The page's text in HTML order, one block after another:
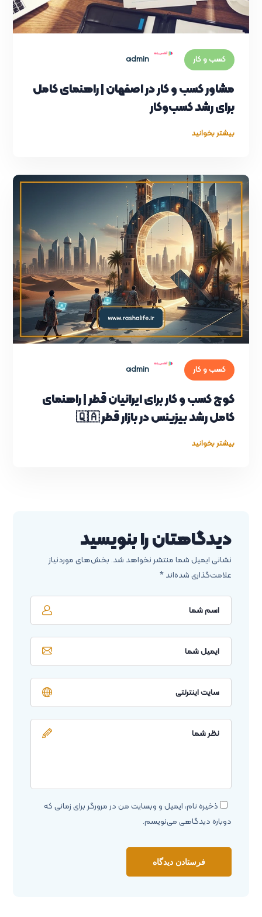
کسب و کار admin
مشاور کسب و کار در اصفهان | راهنمای کامل
برای رشد کسب‌وکار
بیشتر بخوانید
کسب و کار admin
کوچ کسب و کار برای ایرانیان قطر | راهنمای
کامل رشد بیزینس در بازار قطر 🇶🇦
بیشتر بخوانید
دیدگاهتان را بنویسید
نشانی ایمیل شما منتشر نخواهد شد. بخش‌های موردنیاز
علامت‌گذاری شده‌اند*
ذخیره نام، ایمیل و وبسایت من در مرورگر برای زمانی که
دوباره دیدگاهی می‌نویسم.